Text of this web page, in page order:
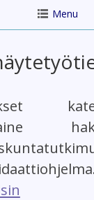
Menu